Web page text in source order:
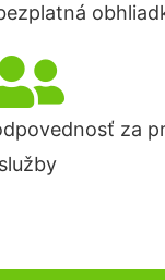
za
služby